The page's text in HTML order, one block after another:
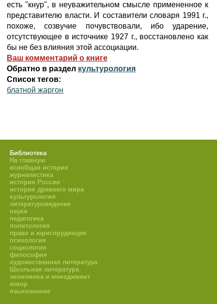
есть "кнур", в неуважительном смысле примененное к
представителю власти. И составители словаря 1991 г.,
похоже, созвучие почувствовали, ибо ударение,
отсутствующее в источнике 1927 г., восстановлено как
бы не без влияния этой ассоциации.
Ваш комментарий о книге
Обратно в раздел культурология
Список тегов:
блатной жаргон
Библиотека
На главную
всеобщая история
журналистика
история России
история древнего мира
культурология
литературоведение
наука
педагогика
политология
право и юриспруденция
психология
социология
философия
художественная литература
Школьная литература
экономика и менеджмент
юмор
языкознание